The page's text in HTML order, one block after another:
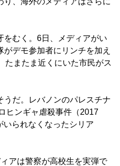
むく。6日、メディアがい
デモ参加者にリンチを加え
たまたま近くにいた市民がス
だ。レバノンのパレスチナ
ヒンギャ虐殺事件（2017
られなくなったシリア
アは警察が高校生を実弾で